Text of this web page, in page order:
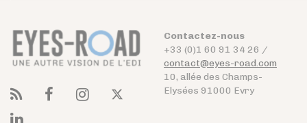
Contactez-nous
+33 (0)1 60 91 34 26 /
contact@eyes-road.com
10, allée des Champs-
Elysées 91000 Evry